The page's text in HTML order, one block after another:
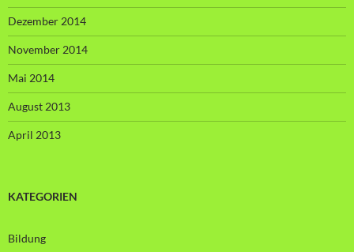
Dezember 2014
November 2014
Mai 2014
August 2013
April 2013
KATEGORIEN
Bildung